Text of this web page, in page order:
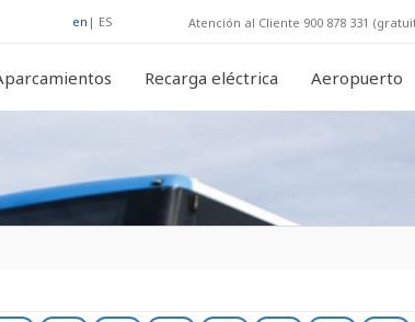
en | ES Atención al Cliente 900 878 331
Recarga eléctrica Aeropuerto